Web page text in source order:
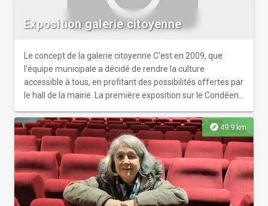
Exposition galerie citoyenne
Le concept de la galerie citoyenne C’est en 2009, que
l’équipe municipale a décidé de rendre la culture
accessible à tous, en profitant des possibilités offertes par
le hall de la mairie. La première exposition sur le Condéen
vernissages, la notion de galerie citoyenne s’est imposée.
Ainsi, au gré des expositions, la galerie citoyenne de
Condé-sur-Sarthe est devenue une adresse
incontournable pour les artistes amateurs à la recherche
d’une mise en lumière de leurs œuvres. Elle a accueilli des
artistes dans de multiples disciplines : peinture,
photographie, sculpture, philatélie, gravure, patrimoine,
explore 49.9 km